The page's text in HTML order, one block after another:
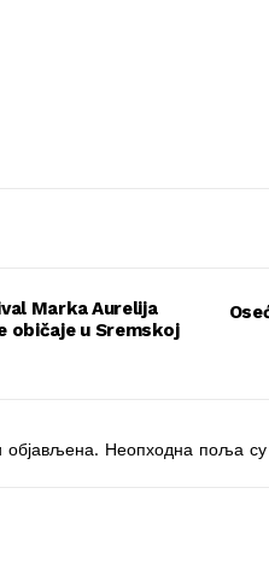
Marka Aurelija
običaje u Sremskoj
Неопходна поља су